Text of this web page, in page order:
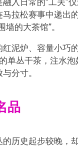
入日常的“工夫”
拉松赛事中递出
的大茶馆”。
泥炉、容量小巧
丛干茶，注水
分寸。
品
历史起步较晚，